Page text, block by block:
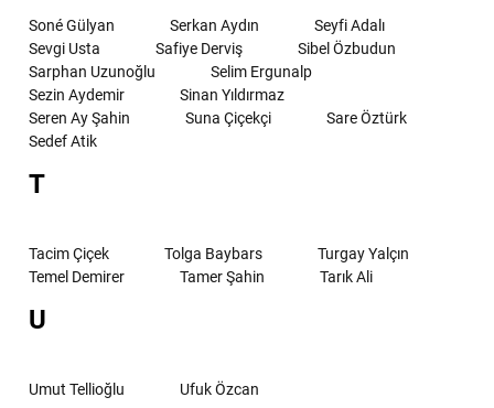
Soné Gülyan Serkan Aydın
Seyfi Adalı
Sevgi Usta
Safiye Derviş
Sibel Özbudun
Sarphan Uzunoğlu
Selim Ergunalp
Sezin Aydemir
Sinan Yıldırmaz
Seren Ay Şahin
Suna Çiçekçi
Sare Öztürk
Sedef Atik
T
Tacim Çiçek Tolga Baybars
Turgay Yalçın
Temel Demirer
Tamer Şahin Tarık Ali
U
Umut Tellioğlu Ufuk Özcan